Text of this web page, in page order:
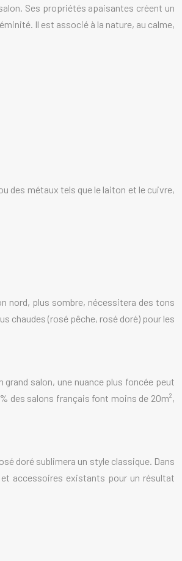
Ses propriétés apaisantes créent un
Il est associé à la nature, au calme,
des métaux tels que le laiton et le cuivre,
nord, plus sombre, nécessitera des tons
chaudes (rosé pêche, rosé doré) pour les
salon, une nuance plus foncée peut
des salons français font moins de 20m²,
doré sublimera un style classique. Dans
accessoires existants pour un résultat